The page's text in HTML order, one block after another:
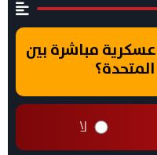
مباشرة بين
المتحدة؟
لا